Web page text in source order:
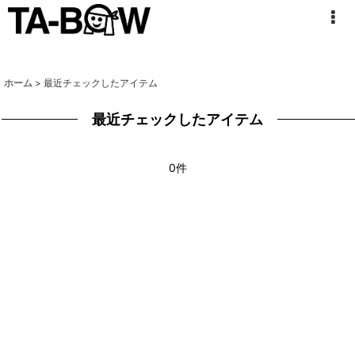
ホーム > 最近チェックしたアイテム
最近チェックしたアイテム
0件